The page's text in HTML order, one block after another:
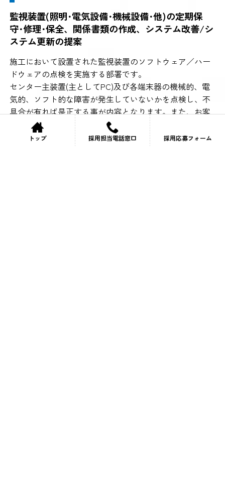
監視装置(照明･電気設備･機械設備･他)の定期保
守･修理･保全、関係書類の作成、システム改善/シ
ステム更新の提案
施工において設置された監視装置のソフトウェア／ハー
ドウェアの点検を実施する部署です。
センター主装置(主としてPC)及び各端末器の機械的、電
気的、ソフト的な障害が発生していないかを点検し、不
具合が有れば是正する事が内容となります。また、お客
様の日常の監視業務に支障を来たす事が無い様、障害の
発生が予想される機器について、修理や交換の提案を実
トップ 採用担当電話窓口 採用応募フォーム